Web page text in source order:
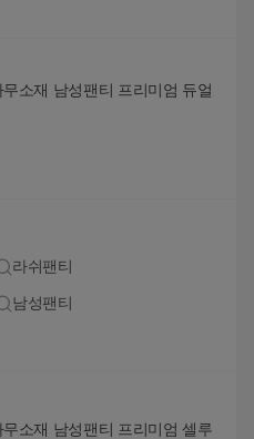
소재 남성팬티 프리미엄 듀얼
라쉬팬티
남성팬티
소재 남성팬티 프리미엄 셀루